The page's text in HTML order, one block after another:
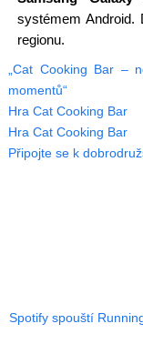
systémem Android.
regionu.
„Cat Cooking Bar –
momentů“
Hra Cat Cooking Bar
Hra Cat Cooking Bar
Připojte se k
Spotify spouští